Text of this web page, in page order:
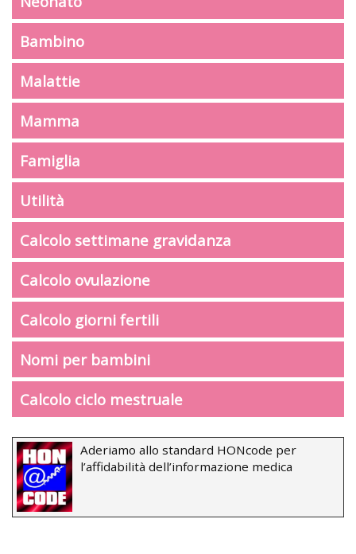
Bambino
Malattie
Mamma
Famiglia
Utilità
Calcolo settimane gravidanza
Calcolo ovulazione
Calcolo giorni fertili
Nomi per bambini
Calcolo ciclo mestruale
Aderiamo allo standard HONcode per
l’affidabilità dell’informazione medica